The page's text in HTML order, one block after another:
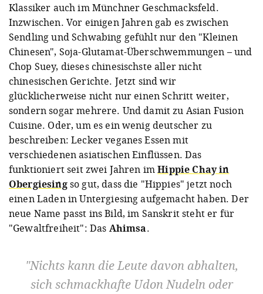
Klassiker auch im Münchner Geschmacksfeld.
Inzwischen. Vor einigen Jahren gab es zwischen
Sendling und Schwabing gefühlt nur den "Kleinen
Chinesen", Soja-Glutamat-Überschwemmungen – und
Chop Suey, dieses chinesischste aller nicht
chinesischen Gerichte. Jetzt sind wir
glücklicherweise nicht nur einen Schritt weiter,
sondern sogar mehrere. Und damit zu Asian Fusion
Cuisine. Oder, um es ein wenig deutscher zu
beschreiben: Lecker veganes Essen mit
verschiedenen asiatischen Einflüssen. Das
funktioniert seit zwei Jahren imHippie Chay in
Obergiesingso gut, dass die "Hippies" jetzt noch
einen Laden in Untergiesing aufgemacht haben. Der
neue Name passt ins Bild, im Sanskrit steht er für
"Gewaltfreiheit": Das Ahimsa.
Nichts kann die Leute davon abhalten,
sich schmackhafte Udon Nudeln oder